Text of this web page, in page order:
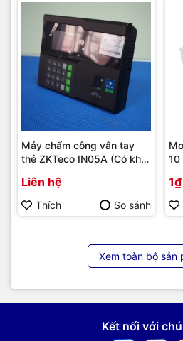
Máy chấm công vân tay
thẻ ZKTeco IN05A (Có khả
Hàng chính hãng
Liên hệ
Thích So sánh
10
1₫
Xem toàn bộ sản
Kết nối với